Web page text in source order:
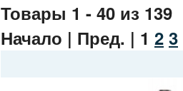
Товары 1 - 40 из 139
Начало | Пред. | 1 2 3